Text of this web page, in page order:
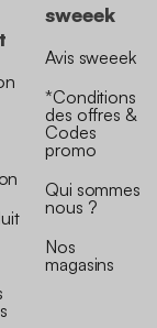
sweeek
Avis sweeek
*Conditions
des offres &
Codes
promo
Qui sommes
nous ?
Nos
magasins